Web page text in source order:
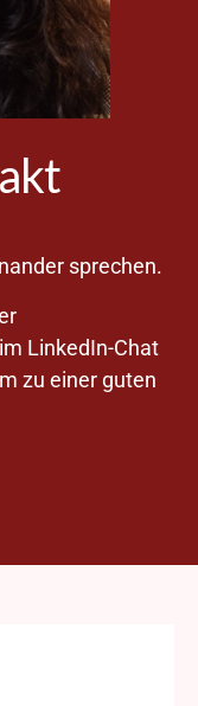
sprechen.
LinkedIn-Chat
zu einer guten